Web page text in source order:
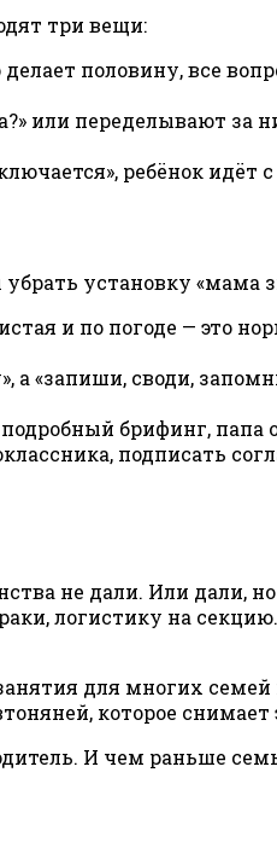
три вещи:
половину, все
или переделывают за
ребёнок
установку «мама
и по погоде — это
а «запиши, своди,
брифинг, папа
подписать
не дали. Или дали,
логистику на
для многих
которое снимает
И чем раньше